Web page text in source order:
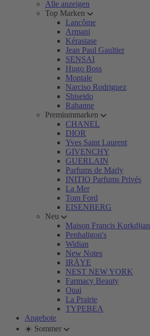
Alle anzeigen
Top Marken
Lancôme
Armani
Kérastase
Jean Paul Gaultier
SENSAI
Hugo Boss
Montale
Narciso Rodriguez
Shiseido
Rabanne
Premiummarken
CHANEL
DIOR
Yves Saint Laurent
GIVENCHY
GUERLAIN
Parfums de Marly
INITIO Parfums Privés
La Mer
Tom Ford
EISENBERG
Neu
Maison Francis Kurkdjian
Penhaligon's
Widian
New Notes
IRÄYE
NEST NEW YORK
Farmacy Beauty
Ouai
La Prairie
TYPEBEA
Angebote
☀️ Sommer